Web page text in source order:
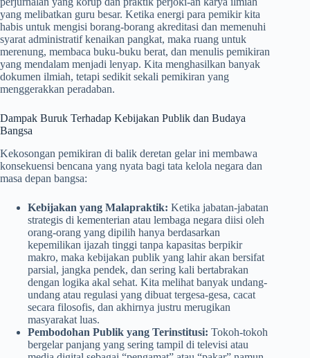
yang melibatkan guru besar. Ketika energi para pemikir kita
habis untuk mengisi borang-borang akreditasi dan memenuhi
syarat administratif kenaikan pangkat, maka ruang untuk
merenung, membaca buku-buku berat, dan menulis pemikiran
yang mendalam menjadi lenyap. Kita menghasilkan banyak
dokumen ilmiah, tetapi sedikit sekali pemikiran yang
menggerakkan peradaban.
Dampak Buruk Terhadap Kebijakan Publik dan Budaya
Bangsa
Kekosongan pemikiran di balik deretan gelar ini membawa
konsekuensi bencana yang nyata bagi tata kelola negara dan
masa depan bangsa:
Kebijakan yang Malapraktik: Ketika jabatan-jabatan
strategis di kementerian atau lembaga negara diisi oleh
orang-orang yang dipilih hanya berdasarkan
kepemilikan ijazah tinggi tanpa kapasitas berpikir
makro, maka kebijakan publik yang lahir akan bersifat
parsial, jangka pendek, dan sering kali bertabrakan
dengan logika akal sehat. Kita melihat banyak undang-
undang atau regulasi yang dibuat tergesa-gesa, cacat
secara filosofis, dan akhirnya justru merugikan
masyarakat luas.
Pembodohan Publik yang Terinstitusi: Tokoh-tokoh
bergelar panjang yang sering tampil di televisi atau